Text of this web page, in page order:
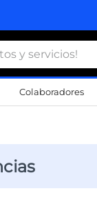
servicios!
Colaboradores